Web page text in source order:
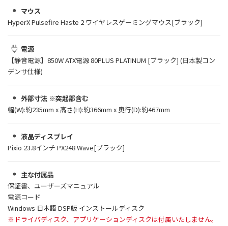
マウス
HyperX Pulsefire Haste 2 ワイヤレスゲーミングマウス[ブラック]
電源
【静音電源】850W ATX電源 80PLUS PLATINUM [ブラック] (日本製コン
デンサ仕様)
外部寸法 ※突起部含む
幅(W):約235mm x 高さ(H):約366mm x 奥行(D):約467mm
液晶ディスプレイ
Pixio 23.8インチ PX248 Wave[ブラック]
主な付属品
保証書、ユーザーズマニュアル
電源コード
Windows 日本語 DSP版 インストールディスク
※ドライバディスク、アプリケーションディスクは付属いたしません。